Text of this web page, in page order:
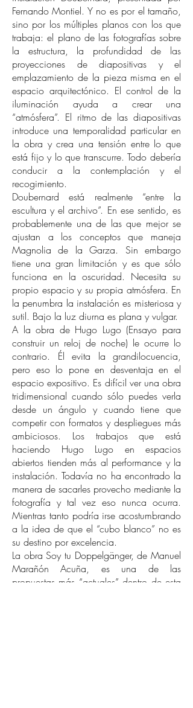
Fernando Montiel. Y no es por el tamaño,
sino por los múltiples planos con los que
trabaja: el plano de las fotografías sobre
la estructura, la profundidad de las
proyecciones de diapositivas y el
emplazamiento de la pieza misma en el
espacio arquitectónico. El control de la
iluminación ayuda a crear una
“atmósfera”. El ritmo de las diapositivas
introduce una temporalidad particular en
la obra y crea una tensión entre lo que
está fijo y lo que transcurre. Todo debería
conducir a la contemplación y el
recogimiento.
Doubernard está realmente “entre la
escultura y el archivo”. En ese sentido, es
probablemente una de las que mejor se
ajustan a los conceptos que maneja
Magnolia de la Garza. Sin embargo
tiene una gran limitación y es que sólo
funciona en la oscuridad. Necesita su
propio espacio y su propia atmósfera. En
la penumbra la instalación es misteriosa y
sutil. Bajo la luz diurna es plana y vulgar.
A la obra de Hugo Lugo (Ensayo para
construir un reloj de noche) le ocurre lo
contrario. Él evita la grandilocuencia,
pero eso lo pone en desventaja en el
espacio expositivo. Es difícil ver una obra
tridimensional cuando sólo puedes verla
desde un ángulo y cuando tiene que
competir con formatos y despliegues más
ambiciosos. Los trabajos que está
haciendo Hugo Lugo en espacios
abiertos tienden más al performance y la
instalación. Todavía no ha encontrado la
manera de sacarles provecho mediante la
fotografía y tal vez eso nunca ocurra.
Mientras tanto podría irse acostumbrando
a la idea de que el “cubo blanco” no es
su destino por excelencia.
La obra Soy tu Doppelgänger, de Manuel
Marañón Acuña, es una de las
propuestas más “actuales” dentro de esta